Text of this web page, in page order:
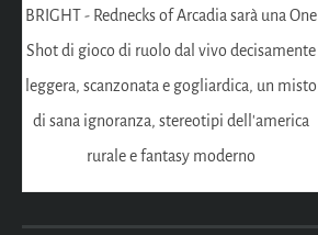
BRIGHT - Rednecks of Arcadia sarà una One
Shot di gioco di ruolo dal vivo decisamente
leggera, scanzonata e gogliardica, un misto
di sana ignoranza, stereotipi dell'america
rurale e fantasy moderno